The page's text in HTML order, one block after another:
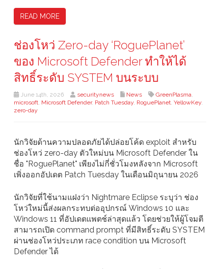
READ MORE
ช่องโหว่ Zero-day ‘RoguePlanet’
ของ Microsoft Defender ทำให้ได้
สิทธิ์ระดับ SYSTEM บนระบบ
June 14th, 2026 securitynews News GreenPlasma,
microsoft, Microsoft Defender, Patch Tuesday, RoguePlanet, YellowKey,
zero-day
นักวิจัยด้านความปลอดภัยได้ปล่อยโค้ด exploit สำหรับ
ช่องโหว่ zero-day ตัวใหม่บน Microsoft Defender ใน
ชื่อ "RoguePlanet" เพียงไม่กี่ชั่วโมงหลังจาก Microsoft
เพิ่งออกอัปเดต Patch Tuesday ในเดือนมิถุนายน 2026
นักวิจัยที่ใช้นามแฝงว่า Nightmare Eclipse ระบุว่า ช่อง
โหว่ใหม่นี้ส่งผลกระทบต่ออุปกรณ์ Windows 10 และ
Windows 11 ที่อัปเดตแพตช์ล่าสุดแล้ว โดยช่วยให้ผู้โจมตี
สามารถเปิด command prompt ที่มีสิทธิ์ระดับ SYSTEM
ผ่านช่องโหว่ประเภท race condition บน Microsoft
Defender ได้